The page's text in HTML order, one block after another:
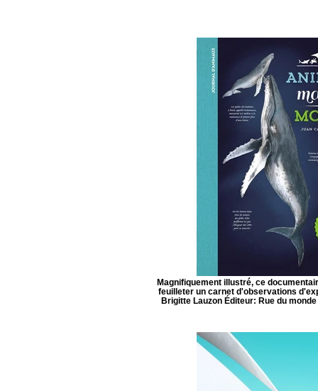
Magnifiquement illustré, ce
feuilleter un carnet d'observations
Brigitte Lauzon Éditeur: Rue du